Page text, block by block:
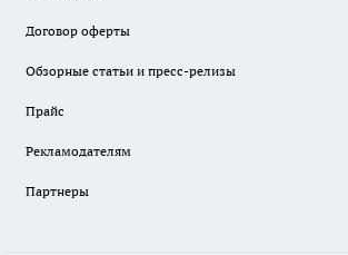
Договор оферты
Обзорные статьи и пресс-релизы
Прайс
Рекламодателям
Партнеры